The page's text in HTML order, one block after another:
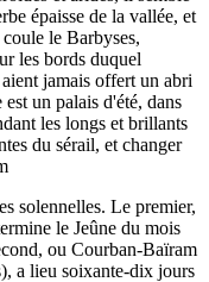
épaisse de la vallée, et
le Barbyses,
les bords duquel
jamais offert un abri
un palais d'été, dans
les longs et brillants
du sérail, et changer
solennelles. Le premier,
le Jeûne du mois
ou Courban-Baïram
a lieu soixante-dix jours